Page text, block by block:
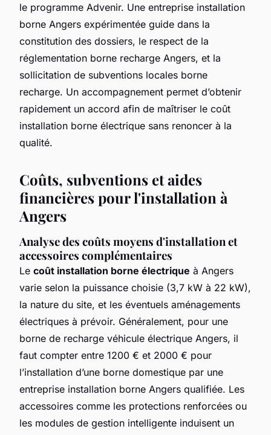
le programme Advenir. Une entreprise installation
borne Angers expérimentée guide dans la
constitution des dossiers, le respect de la
réglementation borne recharge Angers, et la
sollicitation de subventions locales borne
recharge. Un accompagnement permet d’obtenir
rapidement un accord afin de maîtriser le coût
installation borne électrique sans renoncer à la
qualité.
Coûts, subventions et aides
financières pour l'installation à
Angers
Analyse des coûts moyens d'installation et
accessoires complémentaires
Le coût installation borne électrique à Angers
varie selon la puissance choisie (3,7 kW à 22 kW),
la nature du site, et les éventuels aménagements
électriques à prévoir. Généralement, pour une
borne de recharge véhicule électrique Angers, il
faut compter entre 1200 € et 2000 € pour
l’installation d’une borne domestique par une
entreprise installation borne Angers qualifiée. Les
accessoires comme les protections renforcées ou
les modules de gestion intelligente induisent un